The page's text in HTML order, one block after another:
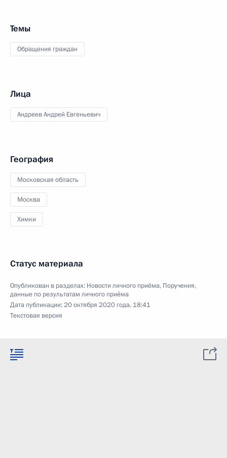
Темы
Обращения граждан
Лица
Андреев Андрей Евгеньевич
География
Московская область
Москва
Химки
Статус материала
Опубликован в разделах: Новости личного приёма, Поручения,
данные по результатам личного приёма
Дата публикации:20 октября 2020 года, 18:41
Текстовая версия